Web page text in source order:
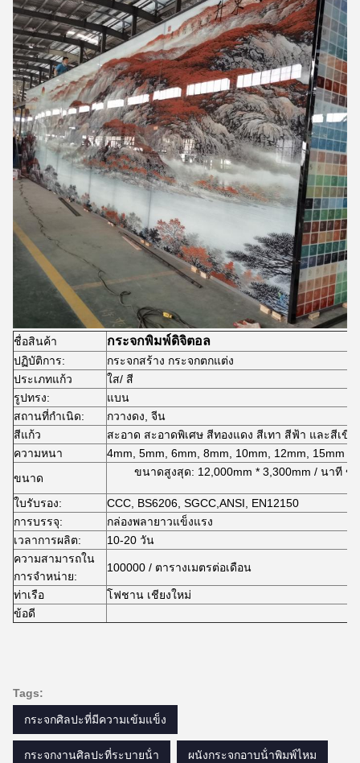
ชื่อสินค้า กระจกพิมพ์ดิจิตอล
ปฏิบัติการ:
กระจกสร้าง กระจกตกแต่ง
ประเภทแก้ว
ใส/ สี
รูปทรง:
แบน
สถานที่กําเนิด:
กวางดง, จีน
สีแก้ว
สะอาด สะอาดพิเศษ สีทองแดง สีเทา สีฟ้า และสีเขีย
ความหนา
4mm, 5mm, 6mm, 8mm, 10mm, 12mm, 15mm
ขนาด
ขนาดสูงสุด: 12,000mm * 3,300mm / นาที ข
ใบรับรอง:
CCC, BS6206, SGCC,ANSI, EN12150
การบรรจุ:
กล่องพลายาวแข็งแรง
เวลาการผลิต:
10-20 วัน
ความสามารถใน
การจําหน่าย:
100000 / ตารางเมตรต่อเดือน
ท่าเรือ
โฟชาน เชียงใหม่
ข้อดี
Tags:
กระจกศิลปะที่มีความเข้มแข็ง
กระจกงานศิลปะที่ระบายน้ํา ผนังกระจกอาบน้ําพิมพ์ไหม